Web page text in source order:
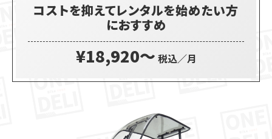
コストを抑えてレンタルを始めたい方
におすすめ
¥18,920〜 税込／月